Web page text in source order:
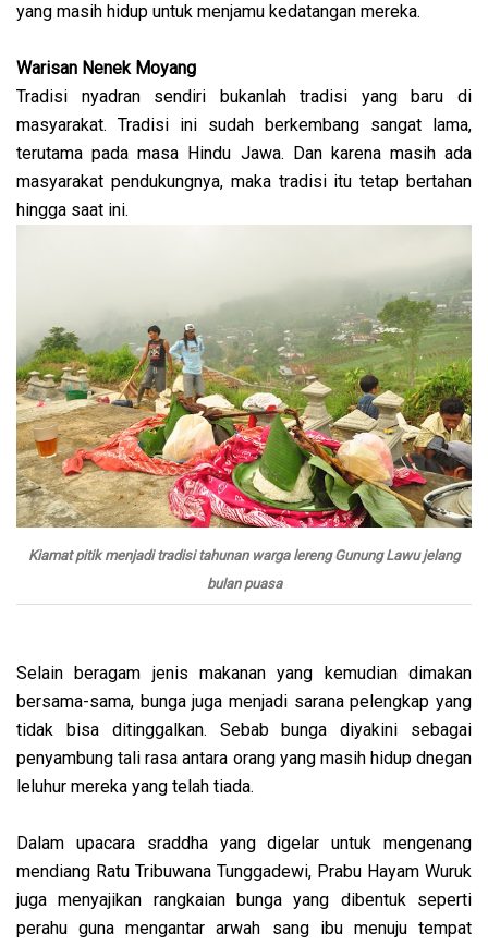
yang masih hidup untuk menjamu kedatangan mereka.
Warisan Nenek Moyang
Tradisi nyadran sendiri bukanlah tradisi yang baru di
masyarakat. Tradisi ini sudah berkembang sangat lama,
terutama pada masa Hindu Jawa. Dan karena masih ada
masyarakat pendukungnya, maka tradisi itu tetap bertahan
hingga saat ini.
Kiamat pitik menjadi tradisi tahunan warga lereng Gunung Lawu jelang
bulan puasa
Selain beragam jenis makanan yang kemudian dimakan
bersama-sama, bunga juga menjadi sarana pelengkap yang
tidak bisa ditinggalkan. Sebab bunga diyakini sebagai
penyambung tali rasa antara orang yang masih hidup dnegan
leluhur mereka yang telah tiada.
Dalam upacara sraddha yang digelar untuk mengenang
mendiang Ratu Tribuwana Tunggadewi, Prabu Hayam Wuruk
juga menyajikan rangkaian bunga yang dibentuk seperti
perahu guna mengantar arwah sang ibu menuju tempat